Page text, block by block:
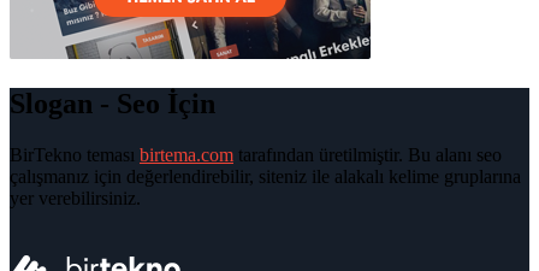
Slogan - Seo İçin
BirTekno teması birtema.com tarafından üretilmiştir. Bu alanı seo
çalışmanız için değerlendirebilir, siteniz ile alakalı kelime gruplarına
yer verebilirsiniz.